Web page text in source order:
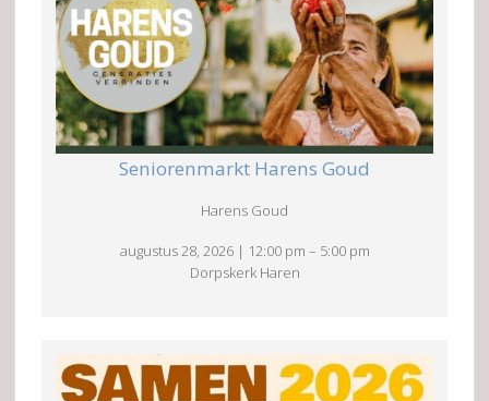
Seniorenmarkt Harens Goud
Harens Goud
augustus 28, 2026 | 12:00 pm – 5:00 pm
Dorpskerk Haren